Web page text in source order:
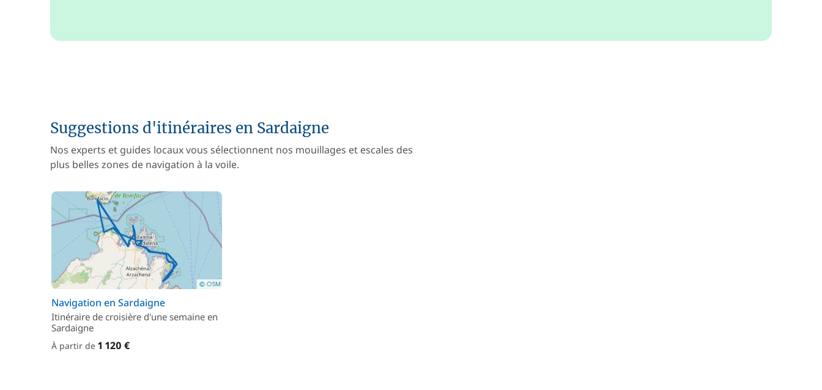
Suggestions d'itinéraires en Sardaigne
Nos experts et guides locaux vous sélectionnent nos mouillages et escales des
plus belles zones de navigation à la voile.
Navigation en Sardaigne
Itinéraire de croisière d'une semaine en
Sardaigne
À partir de 1 120 €